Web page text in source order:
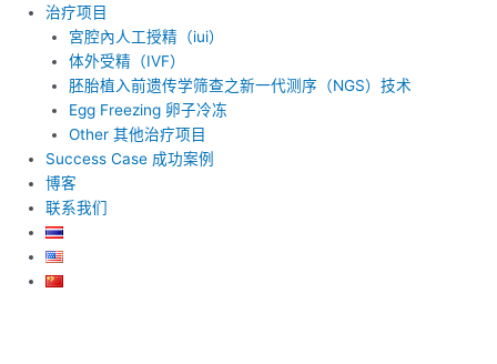
治疗项目
宮腔內人工授精（iui）
体外受精（IVF）
胚胎植入前遗传学筛查之新一代测序（NGS）技术
Egg Freezing 卵子冷冻
Other 其他治疗项目
Success Case 成功案例
博客
联系我们